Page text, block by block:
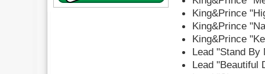
King&Prince
King&Prince
King&Prince
Lead "Stand By
Lead "Beautiful